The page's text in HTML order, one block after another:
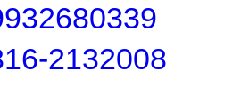
2132008